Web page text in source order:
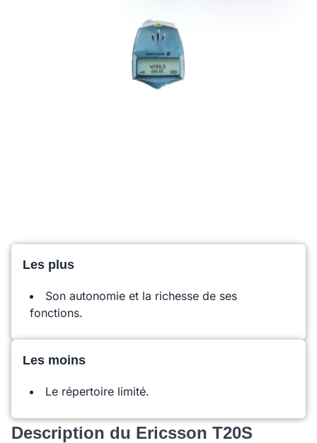
Les plus
Son autonomie et la richesse de ses
fonctions.
Les moins
Le répertoire limité.
Description du Ericsson T20S